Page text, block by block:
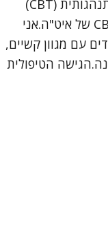
פסיכותרפיסטית ומטפלת קוגניטיבית-התנהגותית (CBT)
מוסמכת, בתהליך הסמכה להדרכה ב-CBT של איט"ה.אני
גיל 18 המתמודדים עם מגוון קשיים,
הטיפולית